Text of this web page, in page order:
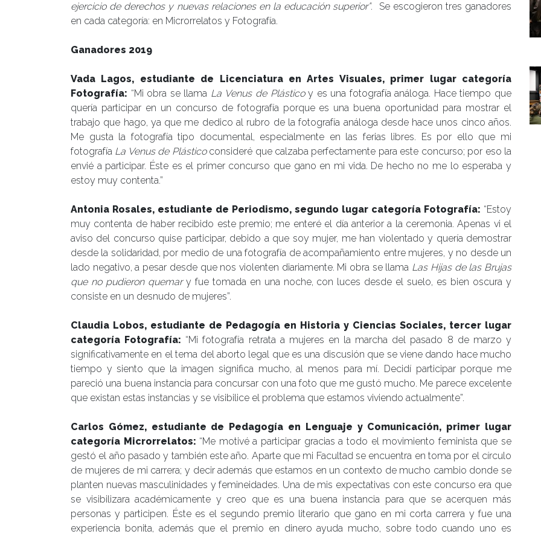
ejercicio de derechos y nuevas relaciones en la educación superior”. Se escogieron tres ganadores
en cada categoría: en Microrrelatos y Fotografía.
Ganadores 2019
Vada Lagos, estudiante de Licenciatura en Artes Visuales, primer lugar categoría
Fotografía: “Mi obra se llama La Venus de Plásticoy es una fotografía análoga. Hace tiempo que
quería participar en un concurso de fotografía porque es una buena oportunidad para mostrar el
trabajo que hago, ya que me dedico al rubro de la fotografía análoga desde hace unos cinco años.
Me gusta la fotografía tipo documental, especialmente en las ferias libres. Es por ello que mi
fotografía La Venus de Plásticoconsideré que calzaba perfectamente para este concurso; por eso la
envié a participar. Éste es el primer concurso que gano en mi vida. De hecho no me lo esperaba y
estoy muy contenta.”
Antonia Rosales, estudiante de Periodismo, segundo lugar categoría Fotografía: “Estoy
muy contenta de haber recibido este premio; me enteré el día anterior a la ceremonia. Apenas vi el
aviso del concurso quise participar, debido a que soy mujer, me han violentado y quería demostrar
desde la solidaridad, por medio de una fotografía de acompañamiento entre mujeres, y no desde un
lado negativo, a pesar desde que nos violenten diariamente. Mi obra se llama Las Hijas de las Brujas
que no pudieron quemary fue tomada en una noche, con luces desde el suelo, es bien oscura y
consiste en un desnudo de mujeres”.
Claudia Lobos, estudiante de Pedagogía en Historia y Ciencias Sociales, tercer lugar
categoría Fotografía: “Mi fotografía retrata a mujeres en la marcha del pasado 8 de marzo y
significativamente en el tema del aborto legal que es una discusión que se viene dando hace mucho
tiempo y siento que la imagen significa mucho, al menos para mí. Decidí participar porque me
pareció una buena instancia para concursar con una foto que me gustó mucho. Me parece excelente
que existan estas instancias y se visibilice el problema que estamos viviendo actualmente”.
Carlos Gómez, estudiante de Pedagogía en Lenguaje y Comunicación, primer lugar
categoría Microrrelatos: “Me motivé a participar gracias a todo el movimiento feminista que se
gestó el año pasado y también este año. Aparte que mi Facultad se encuentra en toma por el círculo
de mujeres de mi carrera; y decir además que estamos en un contexto de mucho cambio donde se
planten nuevas masculinidades y femineidades. Una de mis expectativas con este concurso era que
se visibilizara académicamente y creo que es una buena instancia para que se acerquen más
personas y participen. Éste es el segundo premio literario que gano en mi corta carrera y fue una
experiencia bonita, además que el premio en dinero ayuda mucho, sobre todo cuando uno es